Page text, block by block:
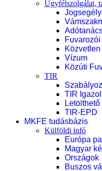
Ügyfélszolgálat,
Közvetlen
Vízum
Közúti
TIR
TIR
TIR-EPD
MKFE tudásbázis
Külföldi infó
Európa
Magyar
Országok
Buszos